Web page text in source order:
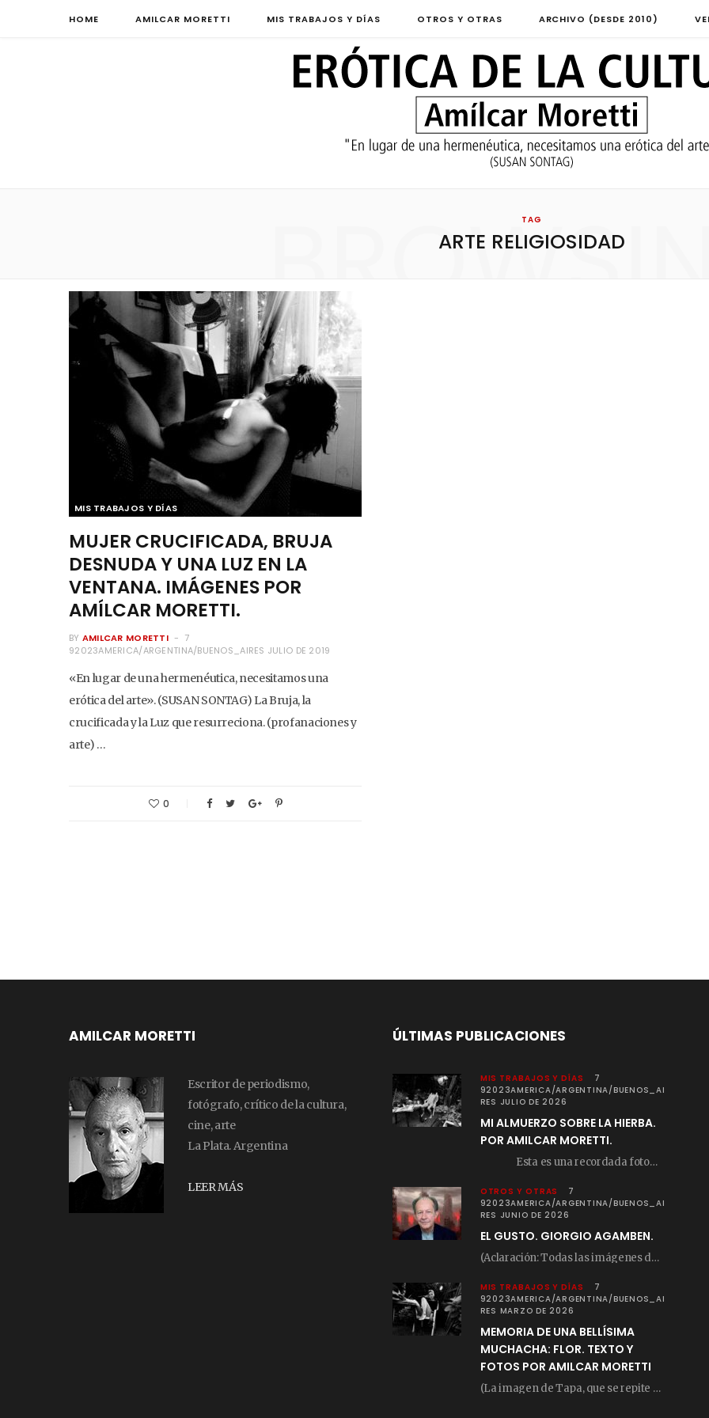
HOME AMILCAR MORETTI MIS TRABAJOS Y DÍAS OTROS Y OTRAS ARCHIVO (DESDE 2010)
TAG
ARTE RELIGIOSIDAD
MIS TRABAJOS Y DÍAS
MUJER CRUCIFICADA, BRUJA
DESNUDA Y UNA LUZ EN LA
VENTANA. IMÁGENES POR
AMÍLCAR MORETTI.
BY AMILCAR MORETTI
7
92023AMERICA/ARGENTINA/BUENOS_AIRES JULIO DE 2019
«En lugar de una hermenéutica, necesitamos una
erótica del arte». (SUSAN SONTAG) La Bruja, la
crucificada y la Luz que resurreciona. (profanaciones y
arte) …
0
AMILCAR MORETTI
Escritor de periodismo,
fotógrafo, crítico de la cultura,
cine, arte
La Plata. Argentina
LEER MÁS
ÚLTIMAS PUBLICACIONES
MIS TRABAJOS Y DÍAS
7
92023AMERICA/ARGENTINA/BUENOS_AI
RES JULIO DE 2026
MI ALMUERZO SOBRE LA HIERBA.
POR AMILCAR MORETTI.
Esta es una recordada fotografía que registré…
OTROS Y OTRAS
7
92023AMERICA/ARGENTINA/BUENOS_AI
RES JUNIO DE 2026
EL GUSTO. GIORGIO AGAMBEN.
(Aclaración: Todas las imágenes de este posteo fueron tomadas de Bloghemia.com, y todos los…
MIS TRABAJOS Y DÍAS
7
92023AMERICA/ARGENTINA/BUENOS_AI
RES MARZO DE 2026
MEMORIA DE UNA BELLÍSIMA
MUCHACHA: FLOR. TEXTO Y
FOTOS POR AMILCAR MORETTI
(La imagen de Tapa, que se repite arriba, fue compuesta por Amilcar Moretti el viernes…